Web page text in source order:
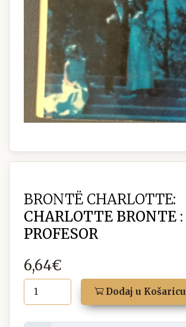
BRONTË CHARLOTTE:
CHARLOTTE BRONTE :
PROFESOR
6,64€
Dodaj u Košaricu